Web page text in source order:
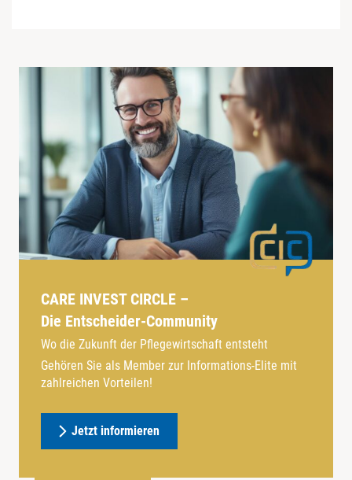
CARE INVEST CIRCLE –
Die Entscheider-Community
Wo die Zukunft der Pflegewirtschaft entsteht
Gehören Sie als Member zur Informations-Elite mit
zahlreichen Vorteilen!
Jetzt informieren